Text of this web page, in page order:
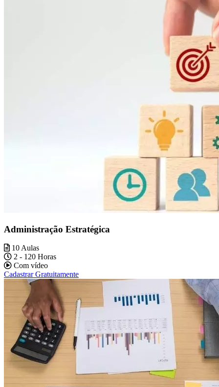
Administração Estratégica
10 Aulas
2 - 120 Horas
Com vídeo
Cadastrar Gratuitamente